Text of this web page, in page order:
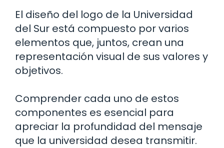
El diseño del logo de la Universidad
del Sur está compuesto por varios
elementos que, juntos, crean una
representación visual de sus valores y
objetivos.
Comprender cada uno de estos
componentes es esencial para
apreciar la profundidad del mensaje
que la universidad desea transmitir.